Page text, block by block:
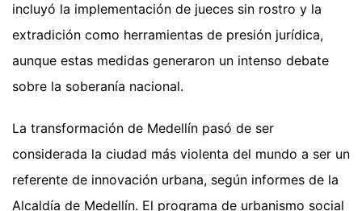
incluyó la implementación de jueces sin rostro y la
extradición como herramientas de presión jurídica,
aunque estas medidas generaron un intenso debate
sobre la soberanía nacional.
La transformación de Medellín pasó de ser
considerada la ciudad más violenta del mundo a ser un
referente de innovación urbana, según informes de la
Alcaldía de Medellín. El programa de urbanismo social